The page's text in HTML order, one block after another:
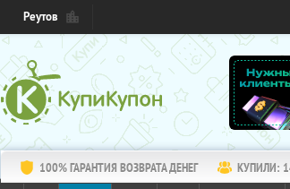
Реутов
100% ГАРАНТИЯ ВОЗВРАТА ДЕНЕГ КУПИЛИ: